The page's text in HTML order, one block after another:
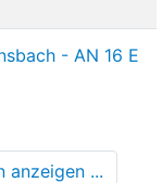
- AN 16 E
anzeigen ...